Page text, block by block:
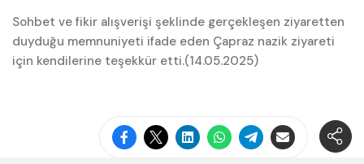
Sohbet ve fikir alışverişi şeklinde gerçekleşen ziyaretten
duyduğu memnuniyeti ifade eden Çapraz nazik ziyareti
için kendilerine teşekkür etti.(14.05.2025)